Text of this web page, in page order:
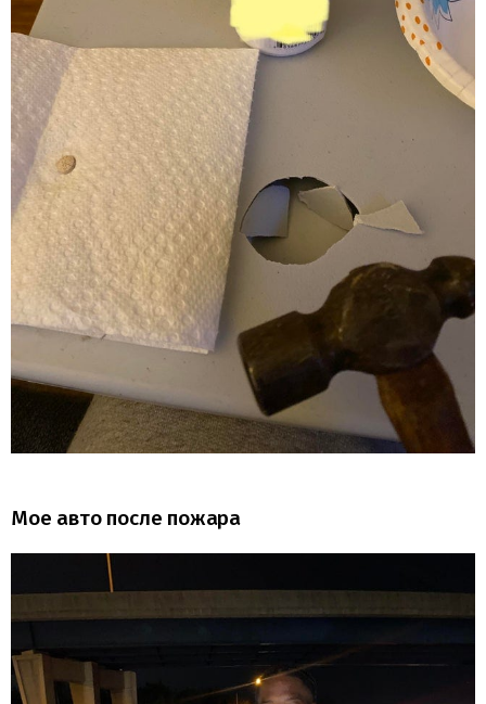
Мое авто после пожара